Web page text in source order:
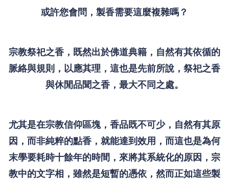
或許您會問，製香需要這麼複雜嗎？
宗教祭祀之香，既然出於佛道典籍，自然有其依循的
脈絡與規則，以應其理，這也是先前所說，祭祀之香
與休閒品聞之香，最大不同之處。
尤其是在宗教信仰區塊，香品既不可少，自然有其原
因，而非純粹的點香，就能達到效用，而這也是為何
末學要耗時十餘年的時間，來將其系統化的原因，宗
教中的文字相，雖然是短暫的憑依，然而正如這些製